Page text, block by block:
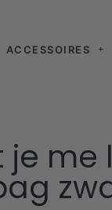
ACCESSOIRES
je me